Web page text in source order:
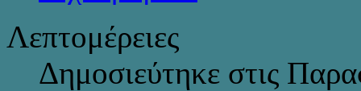
Λεπτομέρειες
Δημοσιεύτηκε στις